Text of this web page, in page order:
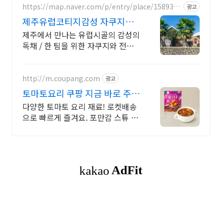
https://map.naver.com/p/entry/place/1589368
광고
제주유럽코티지감성 자쿠지독
채 프라이빗 제주여행, 유럽감성
제주에서 만나는 유럽시골의 감성의
독채 / 한 팀을 위한 자쿠지와 전용
빗 자쿠지와 전용온실바베큐
http://m.coupang.com 광고
토마토요리 쿠팡 지금 바로 주문
해요!
다양한 토마토 요리 재료! 로켓배송
으로 빠르게 즐겨요. 포만감 스튜 야